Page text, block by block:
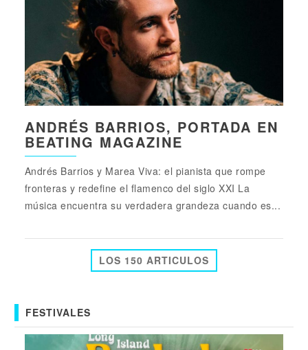
ANDRÉS BARRIOS, PORTADA EN
BEATING MAGAZINE
Andrés Barrios y Marea Viva: el pianista que rompe
fronteras y redefine el flamenco del siglo XXI La
música encuentra su verdadera grandeza cuando es...
LOS 150 ARTICULOS
FESTIVALES